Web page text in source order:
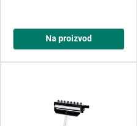
Na proizvod